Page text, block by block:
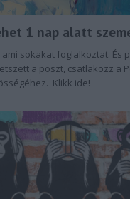
1 nap alatt
sokakat foglalkoztat. És